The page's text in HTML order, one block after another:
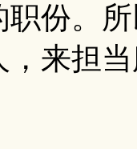
份。
，来担